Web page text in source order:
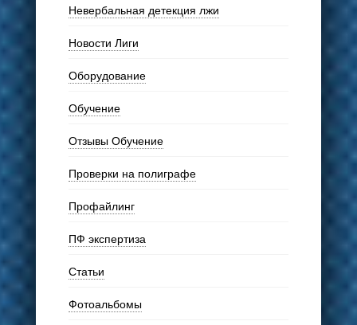
Невербальная детекция лжи
Новости Лиги
Оборудование
Обучение
Отзывы Обучение
Проверки на полиграфе
Профайлинг
ПФ экспертиза
Статьи
Фотоальбомы